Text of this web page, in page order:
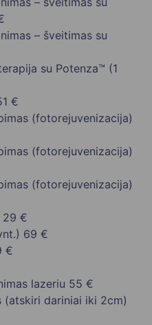
– šveitimas su
su Potenza™ (1
€
(fotorejuvenizacija)
(fotorejuvenizacija)
(fotorejuvenizacija)
29 €
69 €
€
lazeriu 55 €
(atskiri dariniai iki 2cm)